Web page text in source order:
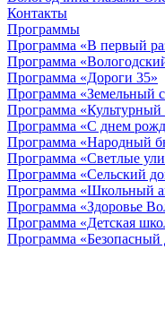
Контакты
Программы
Программа «В первый
Программа
Программа «Дороги 35»
Программа «Земельный
Программа «Культурный
Программа «С днем
Программа «Народный
Программа «Светлые
Программа «Сельский
Программа «Школьный
Программа «Здоровье
Программа «Детская
Программа «Безопасный